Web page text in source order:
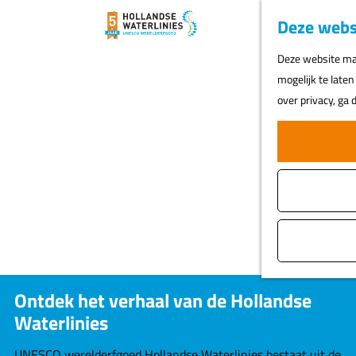
Deze
Deze website
mogelijk te
over privacy, ga
e
p
a
Ontdek het verhaal van de Hollandse
Waterlinies